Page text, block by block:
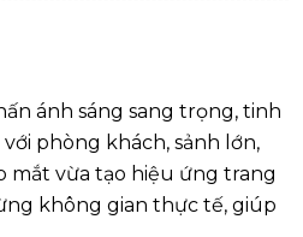
ánh sáng sang trọng, tinh
phòng khách, sảnh lớn,
mắt vừa tạo hiệu ứng trang
không gian thực tế, giúp